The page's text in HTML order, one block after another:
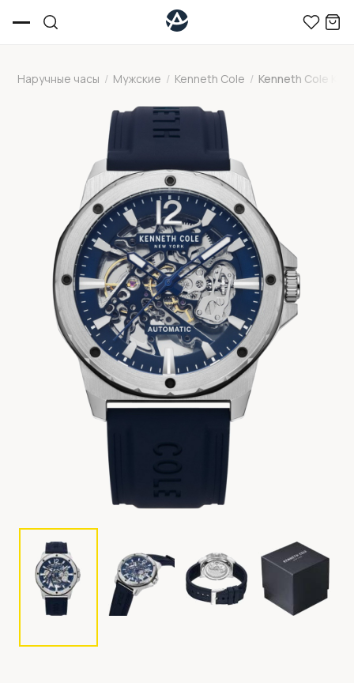
Наручные часы / Мужские / Kenneth Cole / Kenneth Cole